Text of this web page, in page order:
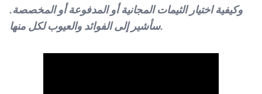
وكيفية اختيار الثيمات المجانية أو المدفوعة أو المخصصة.
سأشير إلى الفوائد والعيوب لكل منها.